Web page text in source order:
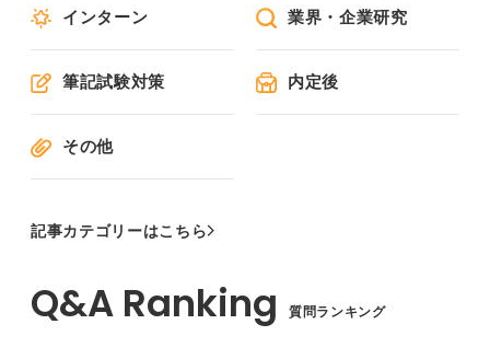
インターン 業界・企業研究
筆記試験対策 内定後
その他
記事カテゴリーはこちら
質問ランキング